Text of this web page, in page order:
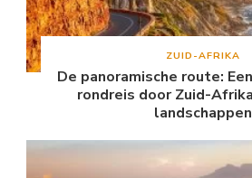
ZUID-AFRIKA
De panoramische route:
rondreis door Zuid-
landschappen